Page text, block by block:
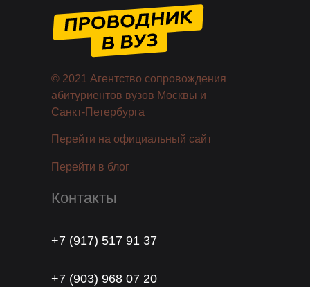
+7 (903) 968 07 20
+7 (917) 517 91 37
Контакты
© 2021 Агентство сопровождения
абитуриентов вузов Москвы и
Санкт-Петербурга
Перейти на официальный сайт
Перейти в блог